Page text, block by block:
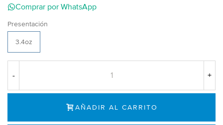
Comprar por WhatsApp
Presentación
3.4oz
- +
AÑADIR AL CARRITO